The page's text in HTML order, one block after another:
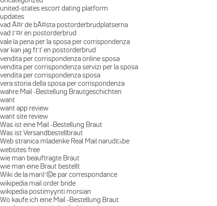
united-states escort dating platform
updates
vad Ã¤r de bÃ¤sta postorderbrudplatserna
vad Г¤r en postorderbrud
vale la pena per la sposa per corrispondenza
var kan jag fГҐ en postorderbrud
vendita per corrispondenza online sposa
vendita per corrispondenza servizi per la sposa
vendita per corrispondenza sposa
vera storia della sposa per corrispondenza
wahre Mail -Bestellung Brautgeschichten
want
want app review
want site review
Was ist eine Mail -Bestellung Braut
Was ist Versandbestellbraut
Web stranica mladenke Real Mail narudЕѕbe
websites free
wie man beauftragte Braut
wie man eine Braut bestellt
Wiki de la mariГ©e par correspondance
wikipedia mail order bride
wikipedia postimyynti morsian
Wo kaufe ich eine Mail -Bestellung Braut